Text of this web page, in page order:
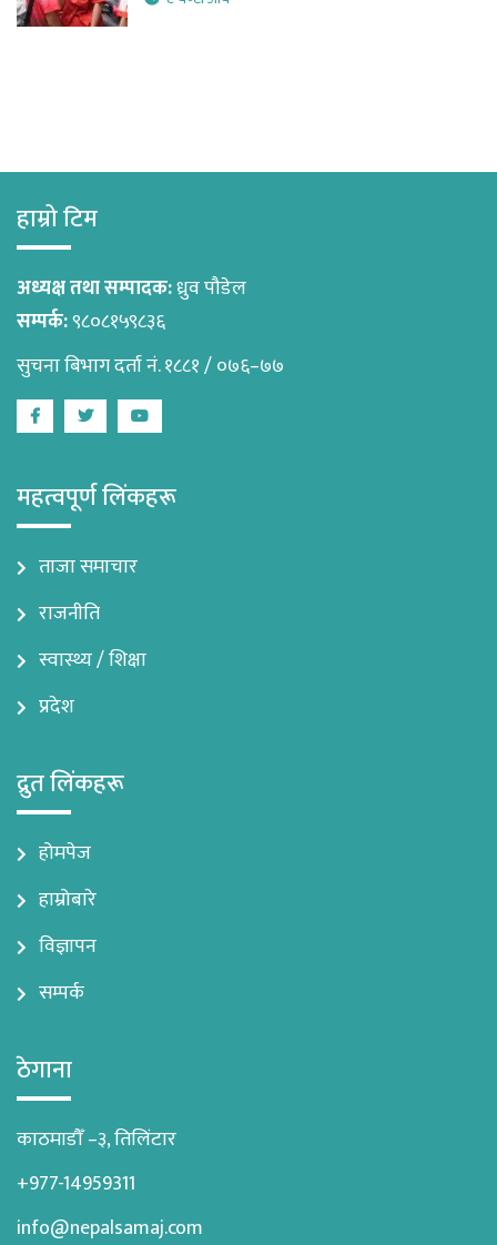
हाम्रो टिम
अध्यक्ष तथा सम्पादक:ध्रुव पौडेल
सम्पर्क:९८०८१५९८३६
सुचना बिभाग दर्ता नं. १८८१ / ०७६–७७
FacebookTwitterYoutube
महत्वपूर्ण लिंकहरू
ताजा समाचार
राजनीति
स्वास्थ्य / शिक्षा
प्रदेश
द्रुत लिंकहरू
होमपेज
हाम्रोबारे
विज्ञापन
सम्पर्क
ठेगाना
काठमाडौँ –३, तिलिंटार
+977-14959311
info@nepalsamaj.com